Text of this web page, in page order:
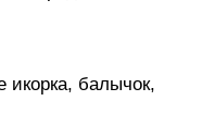
балычок,